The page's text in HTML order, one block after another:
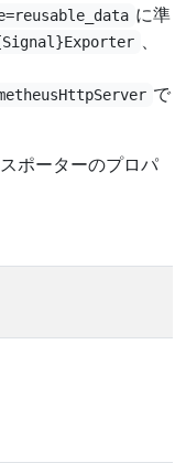
に準
、
で
ポーターのプロパ